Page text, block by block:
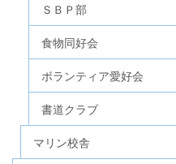
ＳＢＰ部
食物同好会
ボランティア愛好会
書道クラブ
マリン校舎